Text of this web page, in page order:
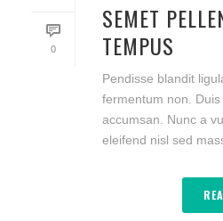
0
SEMET
TEMPUS
Pendisse blandit
fermentum non.
accumsan. Nunc a
eleifend nisl sed